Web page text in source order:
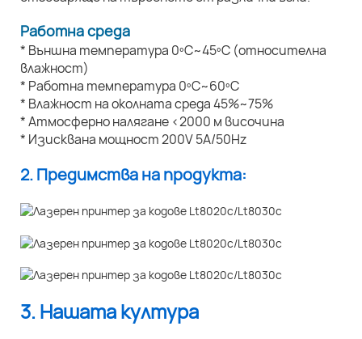
Работна среда
* Външна температура 0ºC~45ºC (относителна
влажност)
* Работна температура 0ºC~60ºC
* Влажност на околната среда 45%~75%
* Атмосферно налягане <2000 м височина
* Изисквана мощност 200V 5A/50Hz
2. Предимства на продукта:
3. Нашата култура